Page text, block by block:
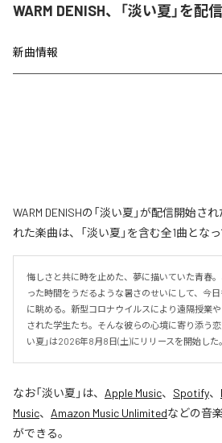
WARM DENISH、「淡い夏」を配
新曲情報
WARM DENISHの「淡い夏」が配信開始さ
れた楽曲は、「淡い夏」を含む全1曲となっ
悔しさと共に時を止めた、夢に描いていた青春
った時間をうだるような暑さのせいにして、今
に眺める。新型コロナウイルスにより遠隔授業
された学生たち。そんな彼らの心境に寄り添う
い夏」は2026年8月8日(土)にリリースを開始した。
なお「淡い夏 」は、 Apple Music、 Spotify、
Music、 Amazon Music Unlimitedなどの音
ができる。